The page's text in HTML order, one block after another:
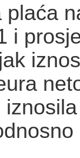
plaća
i